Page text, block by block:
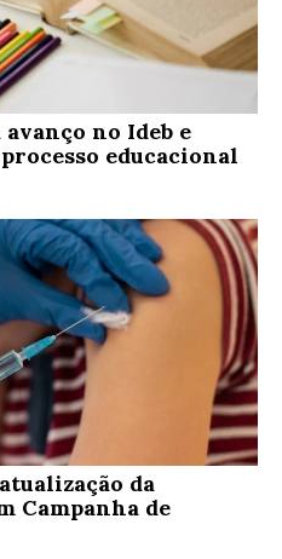
no Ideb e
educacional
da
Campanha de